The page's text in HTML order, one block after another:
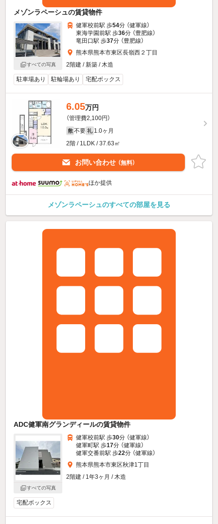
メゾンラペーシュの賃貸物件
すべての写真
健軍校前駅 歩54分 （健軍線）
東海学園前駅 歩36分 （豊肥線）
竜田口駅 歩37分 （豊肥線）
熊本県熊本市東区長嶺西２丁目
2階建 / 新築 / 木造
駐車場あり 駐輪場あり 宅配ボックス
6.05万円
（管理費2,100円）
敷 不要 礼 1.0ヶ月
2階 / 1LDK / 37.63㎡
お問い合わせ （無料）
ほか提供
メゾンラペーシュのすべての部屋を見る
ADC健軍南グランディールの賃貸物件
すべての写真
健軍校前駅 歩30分 （健軍線）
健軍町駅 歩17分 （健軍線）
健軍交番前駅 歩22分 （健軍線）
熊本県熊本市東区秋津1丁目
2階建 / 1年3ヶ月 / 木造
宅配ボックス